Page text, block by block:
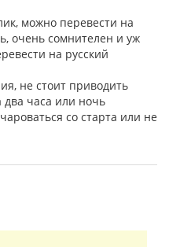
можно перевести на
очень сомнителен и уж
на русский
не стоит приводить
два часа или ночь
со старта или не